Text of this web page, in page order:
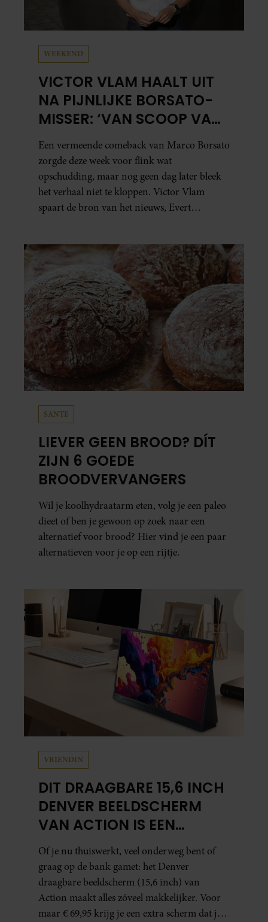
WEEKEND
VICTOR VLAM HAALT UIT
NA PIJNLIJKE BORSATO-
MISSER: ‘VAN SCOOP VAN
HET JAAR NAAR ZEPERD
VAN HET JAAR’
Een vermeende comeback van Marco Borsato
zorgde deze week voor flink wat
opschudding, maar nog geen dag later bleek
het verhaal niet te kloppen. Victor Vlam
spaart de bron van het nieuws, Evert
SANTE
LIEVER GEEN BROOD? DÍT
ZIJN 6 GOEDE
BROODVERVANGERS
Wil je koolhydraatarm eten, volg je een paleo
dieet of ben je gewoon op zoek naar een
alternatief voor brood? Hier vind je een paar
alternatieven voor je op een rijtje.
VRIENDIN
DIT DRAAGBARE 15,6 INCH
DENVER BEELDSCHERM
VAN ACTION IS EEN
GAMECHANGER VOOR
THUISWERKERS ÉN BINGE-
WATCHERS
Of je nu thuiswerkt, veel onderweg bent of
graag op de bank gamet: het Denver
draagbare beeldscherm (15,6 inch) van
Action maakt alles zóveel makkelijker. Voor
maar € 69,95 krijg je een extra scherm dat je